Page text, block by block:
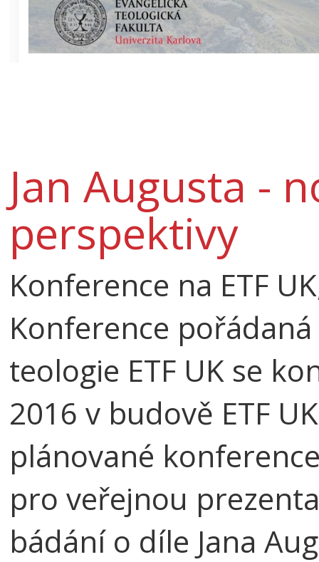
Jan Augusta -
perspektivy
Konference na ETF
Konference
teologie ETF UK se
2016 v budově ETF
plánované
pro veřejnou
bádání o díle Jana